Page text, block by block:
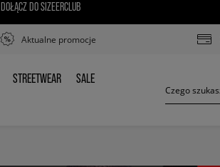
DOŁĄCZ DO SIZEERCLUB
Aktualne promocje
STREETWEAR
STREETWEAR SALE
SALE